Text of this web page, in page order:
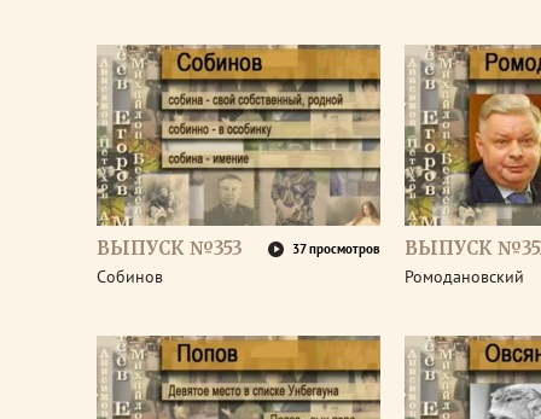
ВЫПУСК №353 37 просмотров
Собинов
ВЫПУСК
Ромодановский